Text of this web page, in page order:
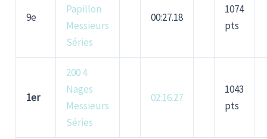
9e
Papillon
Messieurs
Séries
00:27.18
1074
pts
1er
200 4
Nages
Messieurs
Séries
02:16.27
1043
pts